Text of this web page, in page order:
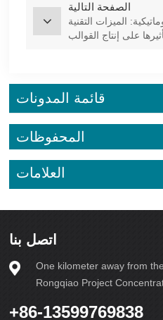
الصفحة التالية
الميزات التقنية
على إنتاج القوالب
قائمة المدونات
المحفوظات
العلامات
اتصل بنا
One kilometer away from
Rongqiao Project
+86-13599769838